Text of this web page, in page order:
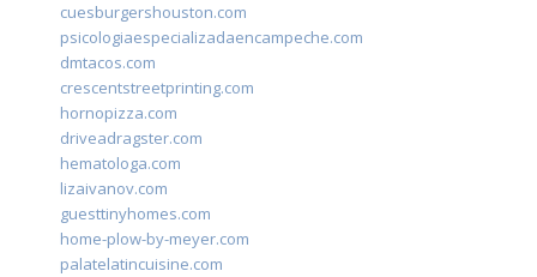
cuesburgershouston.com
psicologiaespecializadaencampeche.com
dmtacos.com
crescentstreetprinting.com
hornopizza.com
driveadragster.com
hematologa.com
lizaivanov.com
guesttinyhomes.com
home-plow-by-meyer.com
palatelatincuisine.com